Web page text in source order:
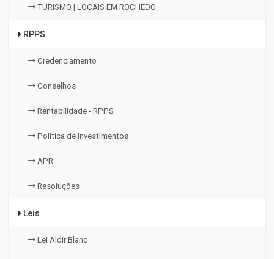
TURISMO | LOCAIS EM ROCHEDO
RPPS
Credenciamento
Conselhos
Rentabilidade - RPPS
Politica de Investimentos
APR
Resoluções
Leis
Lei Aldir Blanc